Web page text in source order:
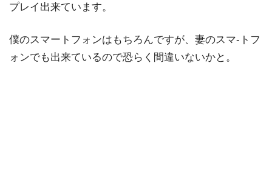
プレイ出来ています。
僕のスマートフォンはもちろんですが、妻のスマ-トフ
ォンでも出来ているので恐らく間違いないかと。